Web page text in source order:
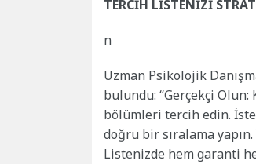
TERCİH LİSTENİZİ
n
Uzman Psikolojik
bulundu: “Gerçekçi Olun:
bölümleri tercih edin.
doğru bir sıralama
Listenizde hem garanti